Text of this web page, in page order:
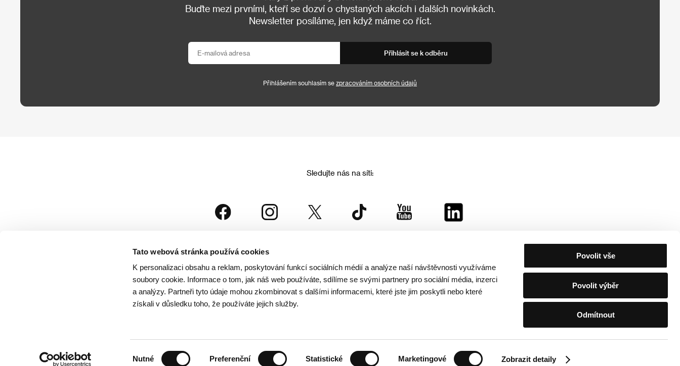
Tato webová stránka používá cookies
K personalizaci obsahu a reklam, poskytování funkcí sociálních médií a analýze naší návštěvnosti využíváme
soubory cookie. Informace o tom, jak náš web používáte, sdílíme se svými partnery pro sociální média, inzerci
a analýzy. Partneři tyto údaje mohou zkombinovat s dalšími informacemi, které jste jim poskytli nebo které
získali v důsledku toho, že používáte jejich služby.
Nutné Preferenční Statistické Marketingové Zobrazit detaily
Povolit vše
Povolit výběr
Odmítnout
Buďte mezi prvními, kteří se dozví o chystaných akcích i dalších novinkách.
Newsletter posíláme, jen když máme co říct.
Přihlásit se k odběru
Přihlášením souhlasím se zpracováním osobních údajů
Sledujte nás na síti:
je součástí rodiny KVIFF Group, která zastřešuje i další projekty: